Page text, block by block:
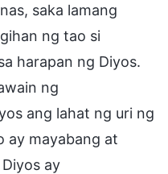
saka lamang
ng tao si
harapan ng Diyos.
ng
ang lahat ng uri ng
ay mayabang at
ay